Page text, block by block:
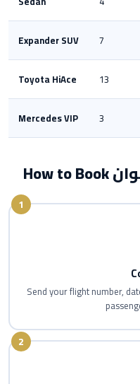
Expander SUV 7
Toyota HiAce 13
Mercedes VIP 3
1
Send your flight number,
2